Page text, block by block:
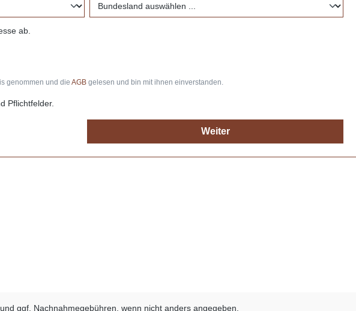
ab.
genommen und die AGB gelesen und bin mit ihnen einverstanden.
Pflichtfelder.
Weiter
und ggf. Nachnahmegebühren, wenn nicht anders angegeben.